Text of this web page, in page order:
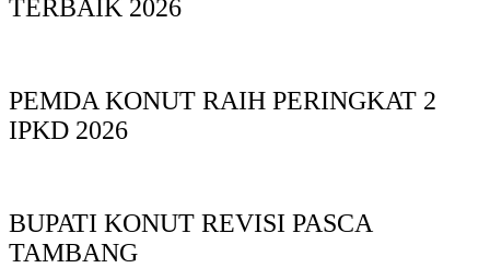
TERBAIK 2026
PEMDA KONUT RAIH PERINGKAT 2
IPKD 2026
BUPATI KONUT REVISI PASCA
TAMBANG